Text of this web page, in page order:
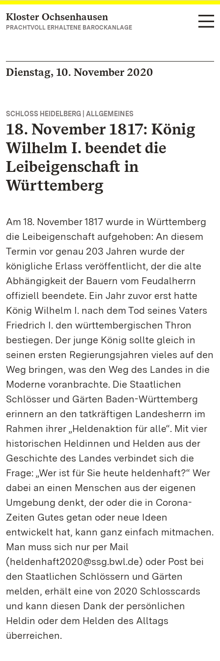
Zum Hauptinhalt springen
Kloster Ochsenhausen
PRACHTVOLL ERHALTENE BAROCKANLAGE
Dienstag, 10. November 2020
SCHLOSS HEIDELBERG | ALLGEMEINES
18. November 1817: König
Wilhelm I. beendet die
Leibeigenschaft in
Württemberg
Am 18. November 1817 wurde in Württemberg
die Leibeigenschaft aufgehoben: An diesem
Termin vor genau 203 Jahren wurde der
königliche Erlass veröffentlicht, der die alte
Abhängigkeit der Bauern vom Feudalherrn
offiziell beendete. Ein Jahr zuvor erst hatte
König Wilhelm I. nach dem Tod seines Vaters
Friedrich I. den württembergischen Thron
bestiegen. Der junge König sollte gleich in
seinen ersten Regierungsjahren vieles auf den
Weg bringen, was den Weg des Landes in die
Moderne voranbrachte. Die Staatlichen
Schlösser und Gärten Baden-Württemberg
erinnern an den tatkräftigen Landesherrn im
Rahmen ihrer „Heldenaktion für alle“. Mit vier
historischen Heldinnen und Helden aus der
Geschichte des Landes verbindet sich die
Frage: „Wer ist für Sie heute heldenhaft?“ Wer
dabei an einen Menschen aus der eigenen
Umgebung denkt, der oder die in Corona-
Zeiten Gutes getan oder neue Ideen
entwickelt hat, kann ganz einfach mitmachen.
Man muss sich nur per Mail
(heldenhaft2020@ssg.bwl.de) oder Post bei
den Staatlichen Schlössern und Gärten
melden, erhält eine von 2020 Schlosscards
und kann diesen Dank der persönlichen
Heldin oder dem Helden des Alltags
überreichen.